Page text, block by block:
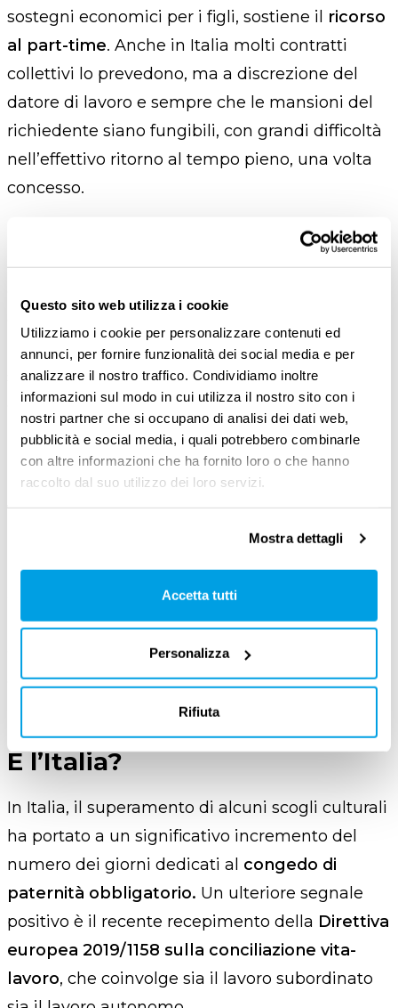
Questo sito web utilizza i cookie
Utilizziamo i cookie per personalizzare contenuti ed
annunci, per fornire funzionalità dei social media e per
analizzare il nostro traffico. Condividiamo inoltre
informazioni sul modo in cui utilizza il nostro sito con i
nostri partner che si occupano di analisi dei dati web,
pubblicità e social media, i quali potrebbero combinarle
con altre informazioni che ha fornito loro o che hanno
raccolto dal suo utilizzo dei loro servizi.
Mostra dettagli
Accetta tutti
Personalizza
Rifiuta
sostegni economici per i figli, sostiene il ricorso
al part-time. Anche in Italia molti contratti
collettivi lo prevedono, ma a discrezione del
datore di lavoro e sempre che le mansioni del
richiedente siano fungibili, con grandi difficoltà
nell’effettivo ritorno al tempo pieno, una volta
concesso.
il datore di lavoro
sia obbligatoad assecondare la richiesta e,
Il che lo trasforma in un vero e proprio
strumento di conciliazione vita-lavoro perché
effettivamentevolontario e temporalmente
circoscritto(dati Eurostat).
Nei paesi scandinavi, oltre agliassegni per i
figlie aicongedi di maternità e paternitàche
incentivano i padri a prendersi cura dei figli nei
primi anni di vita, vi è un’ampia offerta di
servizi per la prima infanziae un sostegno ai
genitori giovani, con la possibilità, ad esempio,
dell’accesso agli asili nido anche se si sta
ancora studiando o si è disoccupati.
E l’Italia?
In Italia, il superamento di alcuni scogli culturali
ha portato a un significativo incremento del
numero dei giorni dedicati al congedo di
paternità obbligatorio. Un ulteriore segnale
positivo è il recente recepimento della Direttiva
europea 2019/1158 sulla conciliazione vita-
lavoro, che coinvolge sia il lavoro subordinato